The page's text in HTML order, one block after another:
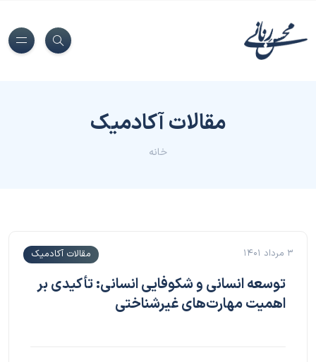
مقالات آکادمیک
خانه
مقالات آکادمیک ۳ مرداد ۱۴۰۱
توسعه انسانی و شکوفایی انسانی: تأکیدی بر
اهمیت مهارت‌های غیرشناختی